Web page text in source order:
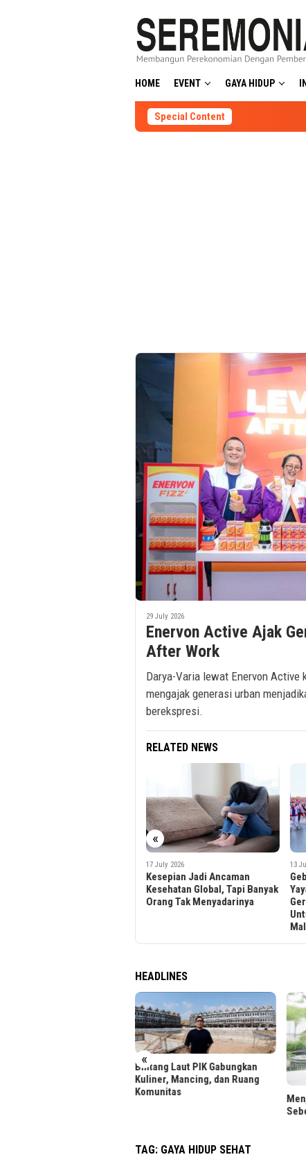
HOME EVENT GAYA HIDUP
Special Content
29 July 2026
Enervon Active Ajak
After Work
Darya-Varia lewat Enervon Active
mengajak generasi urban
berekspresi.
RELATED NEWS
«
13 July 2026
Gebyar Jantung Sehat 2026:
Yayasan Jantung Indonesia
Gerakkan Ribuan Peserta
9
HEADLINES
«
Menjaga Reputasi Kredit